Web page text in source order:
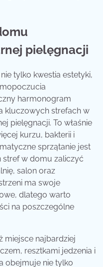
pielęgnacji
tylko kwestia estetyki,
harmonogram
kluczowych strefach w
pielęgnacji. To właśnie
kurzu, bakterii i
sprzątanie jest
stref w domu zaliczyć
salon oraz
ma swoje
dlatego warto
na poszczególne
miejsce najbardziej
resztkami jedzenia i
obejmuje nie tylko